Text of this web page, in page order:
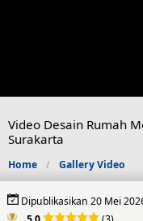
Video Desain Rumah
Surakarta
Home Gallery Video
Dipublikasikan 20 Mei